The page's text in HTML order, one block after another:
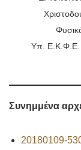
Υπ. Ε.Κ.Φ.Ε.
Συνημμένα
20180109-